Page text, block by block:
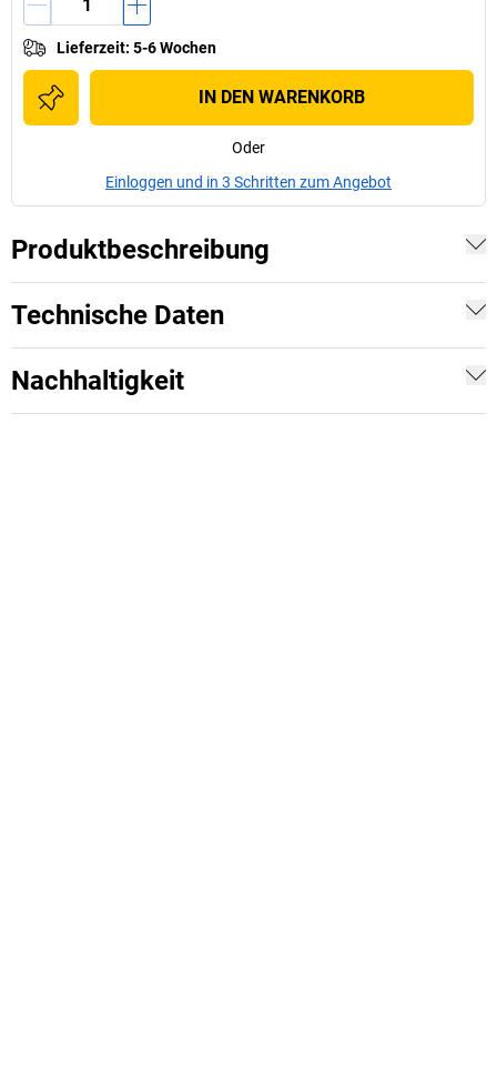
Lieferzeit: 5-6 Wochen
IN DEN WARENKORB
Oder
Einloggen und in 3 Schritten zum Angebot
Produktbeschreibung
Technische Daten
Nachhaltigkeit